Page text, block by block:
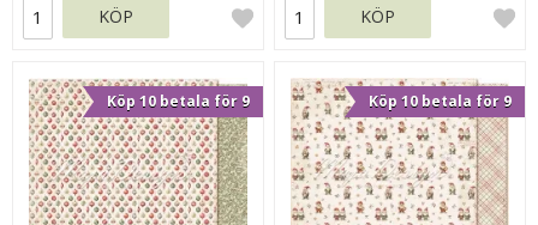
KÖP KÖP
Köp 10 betala för 9 Köp 10 betala för 9